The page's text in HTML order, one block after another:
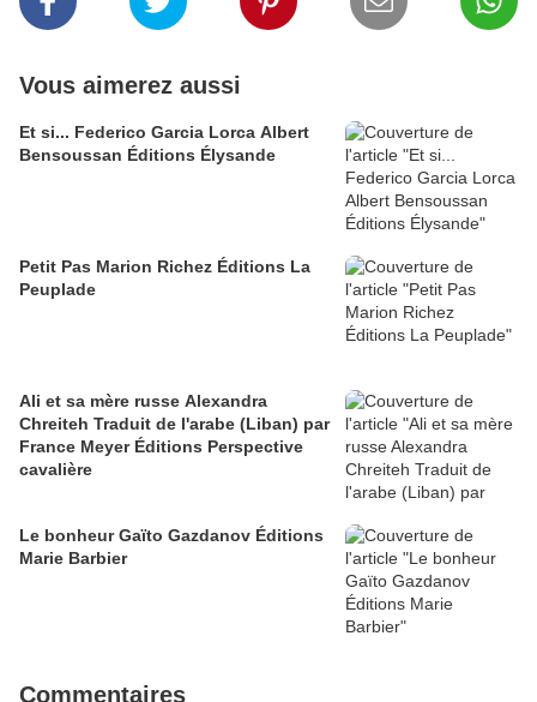
Vous aimerez aussi
Et si... Federico Garcia Lorca Albert
Bensoussan Éditions Élysande
Petit Pas Marion Richez Éditions La
Peuplade
Ali et sa mère russe Alexandra
Chreiteh Traduit de l'arabe (Liban) par
France Meyer Éditions Perspective
cavalière
Le bonheur Gaïto Gazdanov Éditions
Marie Barbier
Commentaires